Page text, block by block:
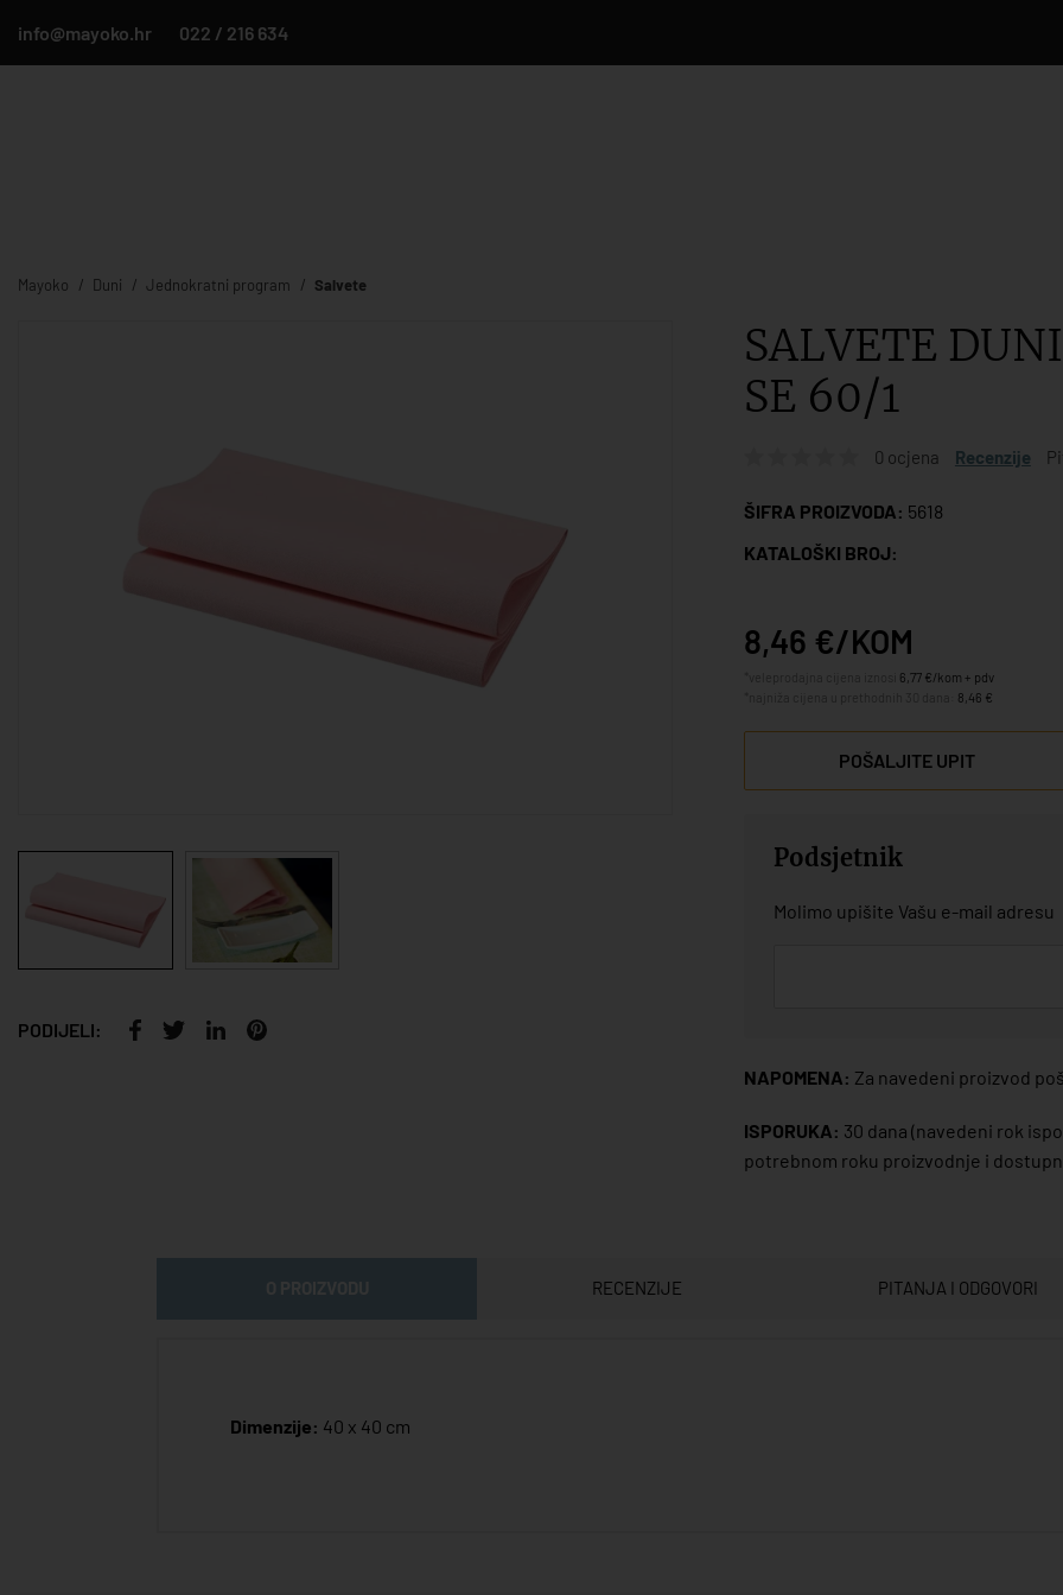
info@mayoko.hr 022 / 216 634
Mayoko Duni Jednokratni program Salvete
PODIJELI:
SALVETE
SE 60/1
0 ocjena Recenzije
ŠIFRA PROIZVODA: 5618
KATALOŠKI BROJ:
8,46 €/KOM
6,77 €/kom + pdv
8,46 €
POŠALJITE UPIT
Podsjetnik
Molimo upišite Vašu e-mail adresu
NAPOMENA: Za navedeni proizvod
ISPORUKA: 30 dana (navedeni rok
potrebnom roku proizvodnje i
RECENZIJE PITANJA I ODGOVORI
Dimenzije: 40 x 40 cm